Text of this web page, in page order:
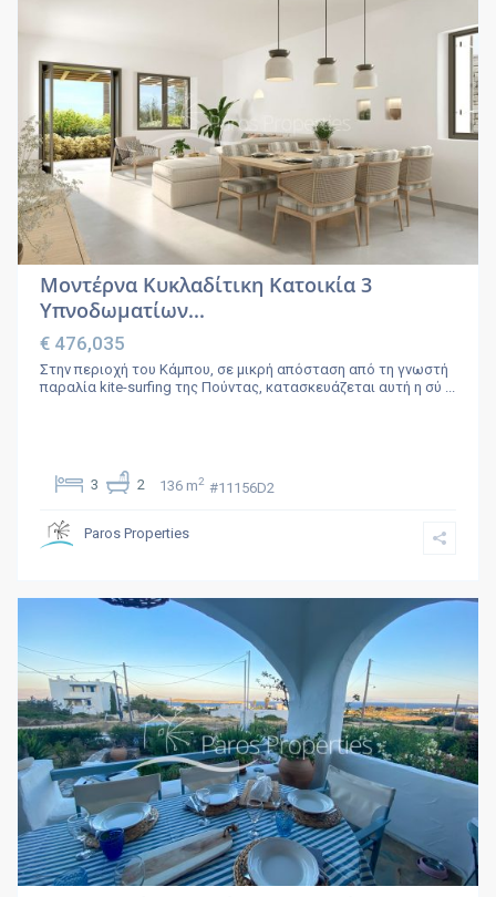
Μοντέρνα Κυκλαδίτικη Κατοικία 3
Υπνοδωματίων...
€ 476,035
Στην περιοχή του Κάμπου, σε μικρή απόσταση από τη γνωστή
παραλία kite-surfing της Πούντας, κατασκευάζεται αυτή η σύ ...
3 2 136 m2 #11156D2
Paros Properties